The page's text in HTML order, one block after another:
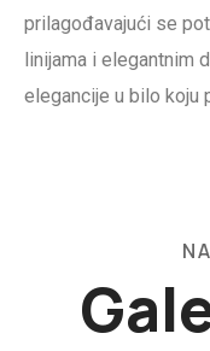
prilagođavajući se
linijama i elegantnim
elegancije u bilo koju